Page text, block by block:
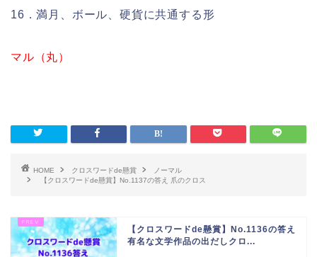
16．満月、ボール、硬貨に共通する形
マル（丸）
HOME クロスワードde懸賞
ノーマル
【クロスワードde懸賞】No.1137の答え 爪のクロス
【クロスワードde懸賞】No.1136の答え
有名な文学作品の出だしクロ...